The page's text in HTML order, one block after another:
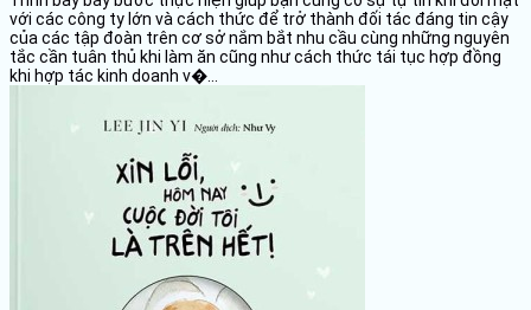
với các công ty lớn và cách thức để trở thành đối tác đáng tin cậy
của các tập đoàn trên cơ sở nắm bắt nhu cầu cùng những nguyên
tắc cần tuân thủ khi làm ăn cũng như cách thức tái tục hợp đồng
khi hợp tác kinh doanh v�...